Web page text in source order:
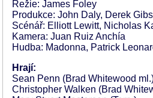
Režie: James Foley
Produkce: John Daly, Derek
Scénář: Elliott Lewitt, Nicholas
Kamera: Juan Ruiz Anchía
Hudba: Madonna, Patrick
Hrají:
Sean Penn (Brad Whitewood
Christopher Walken (Brad